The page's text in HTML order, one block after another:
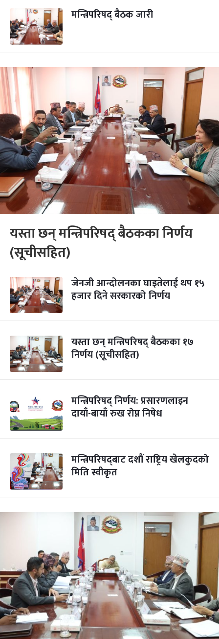
मन्त्रिपरिषद् बैठक जारी
यस्ता छन् मन्त्रिपरिषद् बैठकका निर्णय
(सूचीसहित)
जेनजी आन्दोलनका घाइतेलाई थप १५
हजार दिने सरकारको निर्णय
यस्ता छन् मन्त्रिपरिषद् बैठकका १७
निर्णय (सूचीसहित)
मन्त्रिपरिषद् निर्णय: प्रसारणलाइन
दायाँ-बायाँ रुख रोप्न निषेध
मन्त्रिपरिषद्‍बाट दशौं राष्ट्रिय खेलकुदको
मिति स्वीकृत